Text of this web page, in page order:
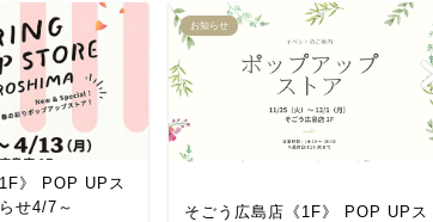
》 POP UPス
せ4/7～
お知らせ
そごう広島店《1F》 POP UPス